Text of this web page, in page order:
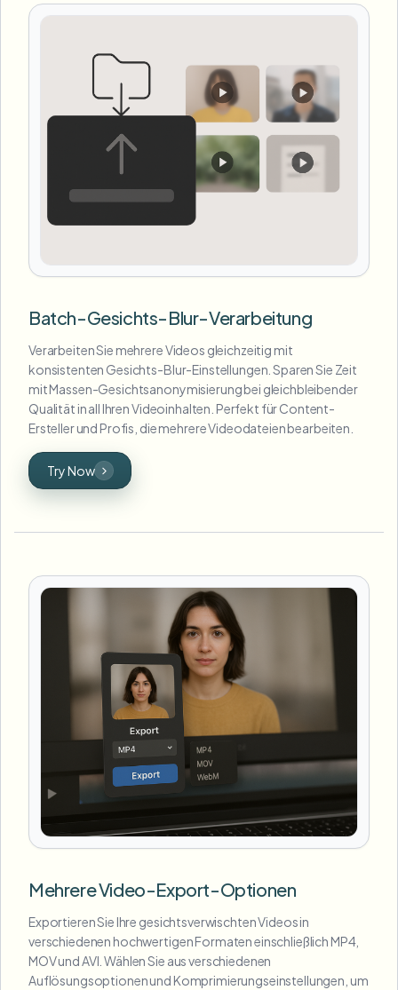
Batch-Gesichts-Blur-Verarbeitung
Verarbeiten Sie mehrere Videos gleichzeitig mit
konsistenten Gesichts-Blur-Einstellungen. Sparen Sie Zeit
mit Massen-Gesichtsanonymisierung bei gleichbleibender
Qualität in all Ihren Videoinhalten. Perfekt für Content-
Ersteller und Profis, die mehrere Videodateien bearbeiten.
Try Now
Mehrere Video-Export-Optionen
Exportieren Sie Ihre gesichtsverwischten Videos in
verschiedenen hochwertigen Formaten einschließlich MP4,
MOV und AVI. Wählen Sie aus verschiedenen
Auflösungsoptionen und Komprimierungseinstellungen, um